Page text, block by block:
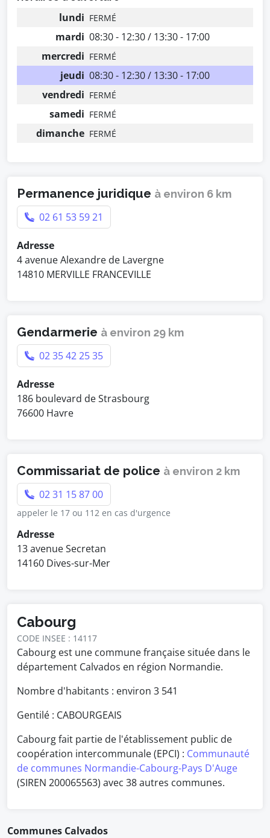
lundi FERMÉ
mardi 08:30 - 12:30 / 13:30 - 17:00
mercredi FERMÉ
jeudi 08:30 - 12:30 / 13:30 - 17:00
vendredi FERMÉ
samedi FERMÉ
dimanche FERMÉ
Permanence juridique à environ 6 km
02 61 53 59 21
Adresse
4 avenue Alexandre de Lavergne
14810 MERVILLE FRANCEVILLE
Gendarmerie à environ 29 km
02 35 42 25 35
Adresse
186 boulevard de Strasbourg
76600 Havre
Commissariat de police à environ 2 km
02 31 15 87 00
appeler le 17 ou 112 en cas d'urgence
Adresse
13 avenue Secretan
14160 Dives-sur-Mer
Cabourg
CODE INSEE : 14117
Cabourg est une commune française située dans le
département Calvados en région Normandie.
Nombre d'habitants : environ 3 541
Gentilé : CABOURGEAIS
Cabourg fait partie de l'établissement public de
coopération intercommunale (EPCI) : Communauté
de communes Normandie-Cabourg-Pays D'Auge
(SIREN 200065563) avec 38 autres communes.
Communes Calvados